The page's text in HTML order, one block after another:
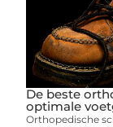
De beste
optimale
Orthopedische